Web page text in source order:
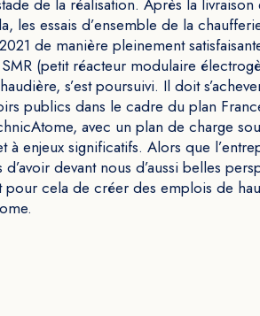
de la réalisation. Après la
les essais d’ensemble de la
de manière pleinement
(petit réacteur modulaire
s’est poursuivi. Il doit
publics dans le cadre du plan
avec un plan de charge
à enjeux significatifs. Alors que
devant nous d’aussi belles
pour cela de créer des emplois de